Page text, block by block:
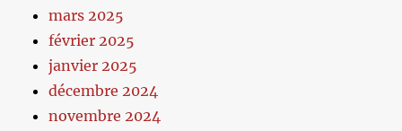
mars 2025
février 2025
janvier 2025
décembre 2024
novembre 2024